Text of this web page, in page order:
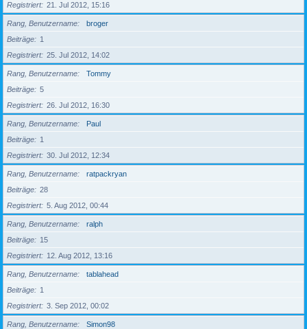
Registriert
21. Jul 2012, 15:16
Rang, Benutzername
broger
Beiträge
1
Registriert
25. Jul 2012, 14:02
Rang, Benutzername
Tommy
Beiträge
5
Registriert
26. Jul 2012, 16:30
Rang, Benutzername
Paul
Beiträge
1
Registriert
30. Jul 2012, 12:34
Rang, Benutzername
ratpackryan
Beiträge
28
Registriert
5. Aug 2012, 00:44
Rang, Benutzername
ralph
Beiträge
15
Registriert
12. Aug 2012, 13:16
Rang, Benutzername
tablahead
Beiträge
1
Registriert
3. Sep 2012, 00:02
Rang, Benutzername
Simon98